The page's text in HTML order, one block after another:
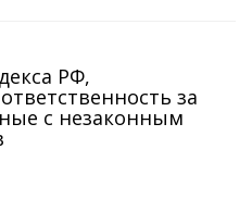
РФ,
за
с незаконным